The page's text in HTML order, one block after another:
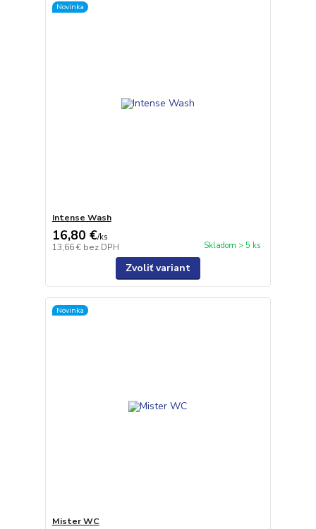
Novinka
Intense Wash
16,80 €/ks
13,66 € bez DPH Skladom > 5 ks
Zvoliť variant
Novinka
Mister WC